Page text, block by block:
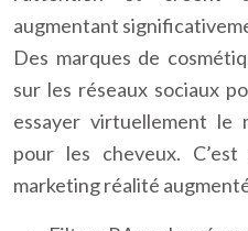
augmentant
Des marques de
sur les réseaux sociaux
essayer virtuellement le
pour les cheveux.
marketing réalité